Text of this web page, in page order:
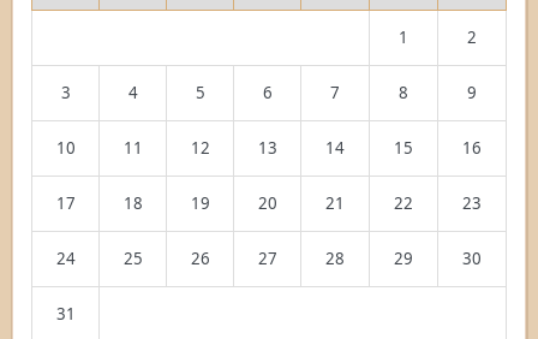
1 2
3 4 5 6 7 8 9
10 11 12 13 14 15 16
17 18 19 20 21 22 23
24 25 26 27 28 29 30
31